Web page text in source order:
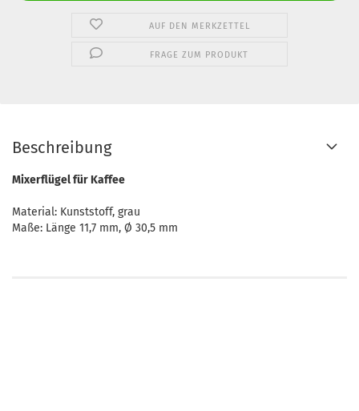
AUF DEN MERKZETTEL
FRAGE ZUM PRODUKT
Beschreibung
Mixerflügel für Kaffee
Material: Kunststoff, grau
Maße: Länge 11,7 mm, Ø 30,5 mm